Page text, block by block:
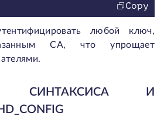
Copy
любой ключ,
CA, что упрощает
СИНТАКСИСА И